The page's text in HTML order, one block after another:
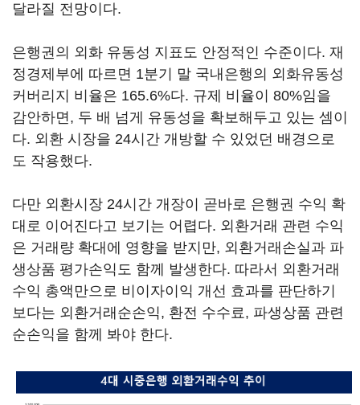
달라질 전망이다.
은행권의 외화 유동성 지표도 안정적인 수준이다. 재
정경제부에 따르면 1분기 말 국내은행의 외화유동성
커버리지 비율은 165.6%다. 규제 비율이 80%임을
감안하면, 두 배 넘게 유동성을 확보해두고 있는 셈이
다. 외환 시장을 24시간 개방할 수 있었던 배경으로
도 작용했다.
다만 외환시장 24시간 개장이 곧바로 은행권 수익 확
대로 이어진다고 보기는 어렵다. 외환거래 관련 수익
은 거래량 확대에 영향을 받지만, 외환거래손실과 파
생상품 평가손익도 함께 발생한다. 따라서 외환거래
수익 총액만으로 비이자이익 개선 효과를 판단하기
보다는 외환거래순손익, 환전 수수료, 파생상품 관련
순손익을 함께 봐야 한다.